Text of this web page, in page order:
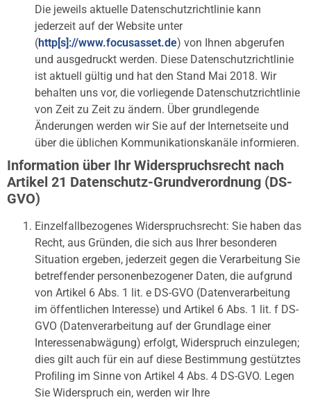
Die jeweils aktuelle Datenschutzrichtlinie kann
jederzeit auf der Website unter
(http[s]://www.focusasset.de) von Ihnen abgerufen
und ausgedruckt werden. Diese Datenschutzrichtlinie
ist aktuell gültig und hat den Stand Mai 2018. Wir
behalten uns vor, die vorliegende Datenschutzrichtlinie
von Zeit zu Zeit zu ändern. Über grundlegende
Änderungen werden wir Sie auf der Internetseite und
über die üblichen Kommunikationskanäle informieren.
Information über Ihr Widerspruchsrecht nach
Artikel 21 Datenschutz-Grundverordnung (DS-
GVO)
Einzelfallbezogenes Widerspruchsrecht: Sie haben das
Recht, aus Gründen, die sich aus Ihrer besonderen
Situation ergeben, jederzeit gegen die Verarbeitung Sie
betreffender personenbezogener Daten, die aufgrund
von Artikel 6 Abs. 1 lit. e DS-GVO (Datenverarbeitung
im öffentlichen Interesse) und Artikel 6 Abs. 1 lit. f DS-
GVO (Datenverarbeitung auf der Grundlage einer
Interessenabwägung) erfolgt, Widerspruch einzulegen;
dies gilt auch für ein auf diese Bestimmung gestütztes
Proﬁling im Sinne von Artikel 4 Abs. 4 DS-GVO. Legen
Sie Widerspruch ein, werden wir Ihre